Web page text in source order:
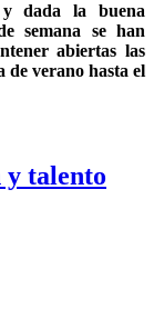
y dada la buena
semana se han
abiertas las
verano hasta el
y talento